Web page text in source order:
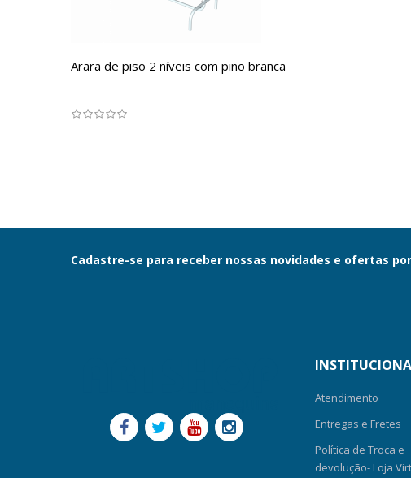
Arara de piso 2 níveis com pino branca
Cadastre-se para receber nossas novidades e ofertas
Atendimento
Entregas e Fretes
Política de Troca e
devolução- Loja